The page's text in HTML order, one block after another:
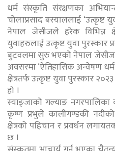
धर्म संस्कृति संरक्षणका
चोलाप्रसाद बस्याललाई ‘उत्कृष्ट
नेपाल जेसीजले हरेक विभिन्न
युवाहरुलाई उत्कृष्ट युवा पुरस्कार
बुटवलमा सुरु भएको नेपाल
अवसरमा ‘ऐतिहासिक अन्वेषण
क्षेत्रतर्फ उत्कृष्ट युवा पुरस्कार
हो ।
स्याङ्जाको गल्याङ नगरपालिका
कृष्ण प्रभुले कालीगण्डकी नदीको
क्षेत्रको पहिचान र प्रवर्धन
छ ।